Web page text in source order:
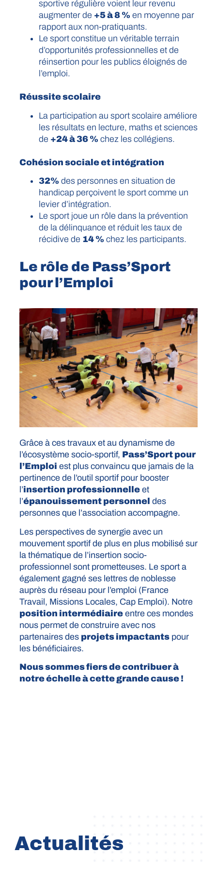
sportive régulière voient leur revenu
augmenter de +5 à 8 % en moyenne par
rapport aux non-pratiquants.
Le sport constitue un véritable terrain
d’opportunités professionnelles et de
réinsertion pour les publics éloignés de
l’emploi.
Réussite scolaire
La participation au sport scolaire améliore
les résultats en lecture, maths et sciences
de +24 à 36 % chez les collégiens.
Cohésion sociale et intégration
32% des personnes en situation de
handicap perçoivent le sport comme un
levier d’intégration.
Le sport joue un rôle dans la prévention
de la délinquance et réduit les taux de
récidive de 14 % chez les participants.
Le rôle de Pass’Sport
pour l’Emploi
Grâce à ces travaux et au dynamisme de
l’écosystème socio-sportif, Pass’Sport pour
l’Emploi est plus convaincu que jamais de la
pertinence de l’outil sportif pour booster
l’insertion professionnelle et
l’épanouissement personnel des
personnes que l’association accompagne.
Les perspectives de synergie avec un
mouvement sportif de plus en plus mobilisé sur
la thématique de l’insertion socio-
professionnel sont prometteuses. Le sport a
également gagné ses lettres de noblesse
auprès du réseau pour l’emploi (France
Travail, Missions Locales, Cap Emploi). Notre
position intermédiaire entre ces mondes
nous permet de construire avec nos
partenaires des projets impactants pour
les bénéficiaires.
Nous sommes fiers de contribuer à
notre échelle à cette grande cause !
Actualités